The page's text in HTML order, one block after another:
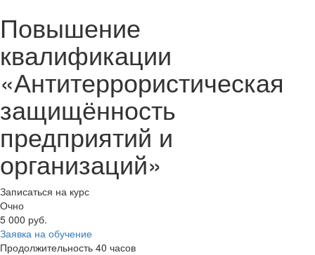
Повышение
квалификации
«Антитеррористическая
защищённость
предприятий и
организаций»
Записаться на курс
Очно
5 000 руб.
Заявка на обучение
Продолжительность 40 часов